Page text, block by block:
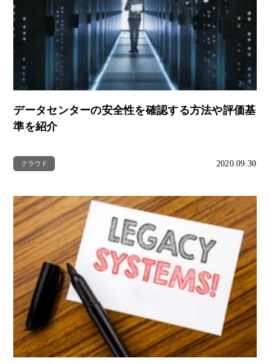
データセンターの安全性を確認する方法や評価基
準を紹介
クラウド 2020.09.30